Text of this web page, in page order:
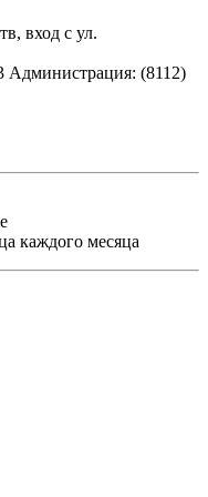
вход с ул.
Администрация: (8112)
каждого месяца